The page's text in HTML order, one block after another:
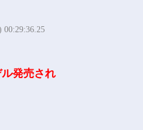
00:29:36.25
発売され